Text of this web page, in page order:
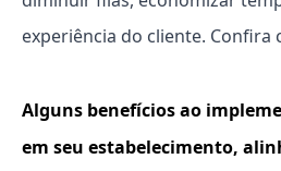
experiência do cliente. Confira
Alguns benefícios ao
em seu estabelecimento,